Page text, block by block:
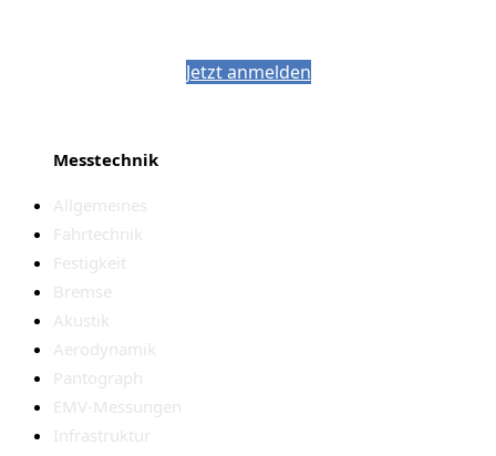
Jetzt anmelden
Messtechnik
Allgemeines
Fahrtechnik
Festigkeit
Bremse
Akustik
Aerodynamik
Pantograph
EMV-Messungen
Infrastruktur